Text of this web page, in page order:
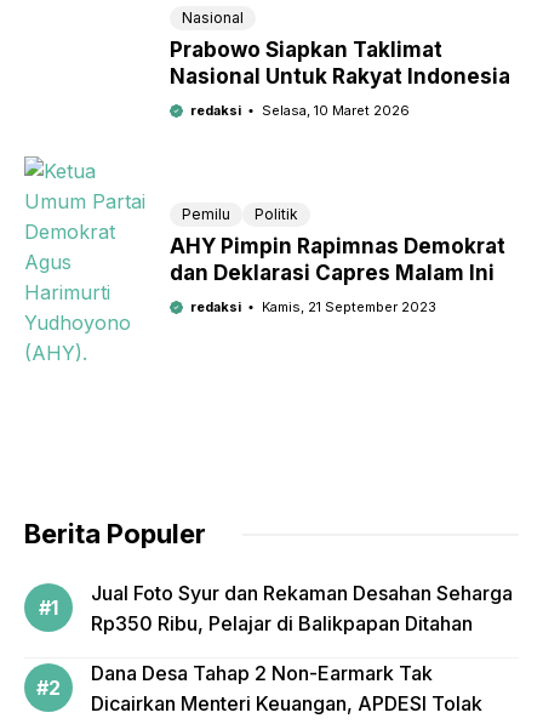
Nasional
Prabowo Siapkan Taklimat
Nasional Untuk Rakyat Indonesia
redaksi Selasa, 10 Maret 2026
Pemilu Politik
AHY Pimpin Rapimnas Demokrat
dan Deklarasi Capres Malam Ini
redaksi Kamis, 21 September 2023
Berita Populer
Jual Foto Syur dan Rekaman Desahan Seharga
Rp350 Ribu, Pelajar di Balikpapan Ditahan
Dana Desa Tahap 2 Non-Earmark Tak
Dicairkan Menteri Keuangan, APDESI Tolak